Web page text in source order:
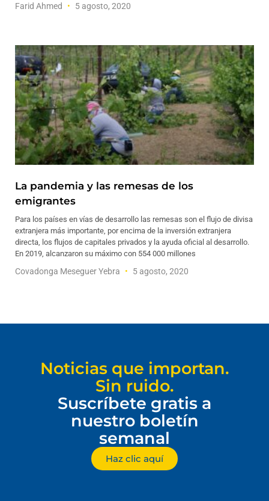
Farid Ahmed 5 agosto, 2020
La pandemia y las remesas de los
emigrantes
Para los países en vías de desarrollo las remesas son el flujo de divisa
extranjera más importante, por encima de la inversión extranjera
directa, los flujos de capitales privados y la ayuda oficial al desarrollo.
En 2019, alcanzaron su máximo con 554 000 millones
Covadonga Meseguer Yebra 5 agosto, 2020
Noticias que importan.
Sin ruido.
Suscríbete gratis a
nuestro boletín
semanal
Haz clic aquí